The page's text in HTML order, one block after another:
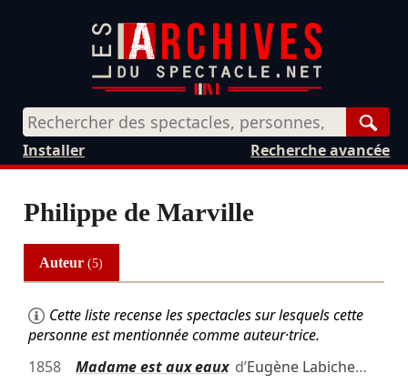
Recherche avancée
Installer
Philippe de Marville
Auteur(5)
Cette liste recense les spectacles sur lesquels cette
personne est mentionnée comme auteur·trice.
1858
Madame est aux eauxd’Eugène Labiche…